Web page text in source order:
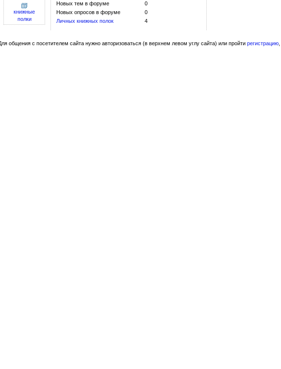
Новых тем в форуме
0
Новых опросов в форуме
0
Личных книжных полок
4
книжные
полки
общения с посетителем сайта нужно авторизоваться (в верхнем левом углу сайта) или пройти регистрацию